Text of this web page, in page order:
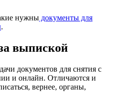
нужны документы для
.
выпиской
документов для снятия с
и онлайн. Отличаются и
вернее, органы,